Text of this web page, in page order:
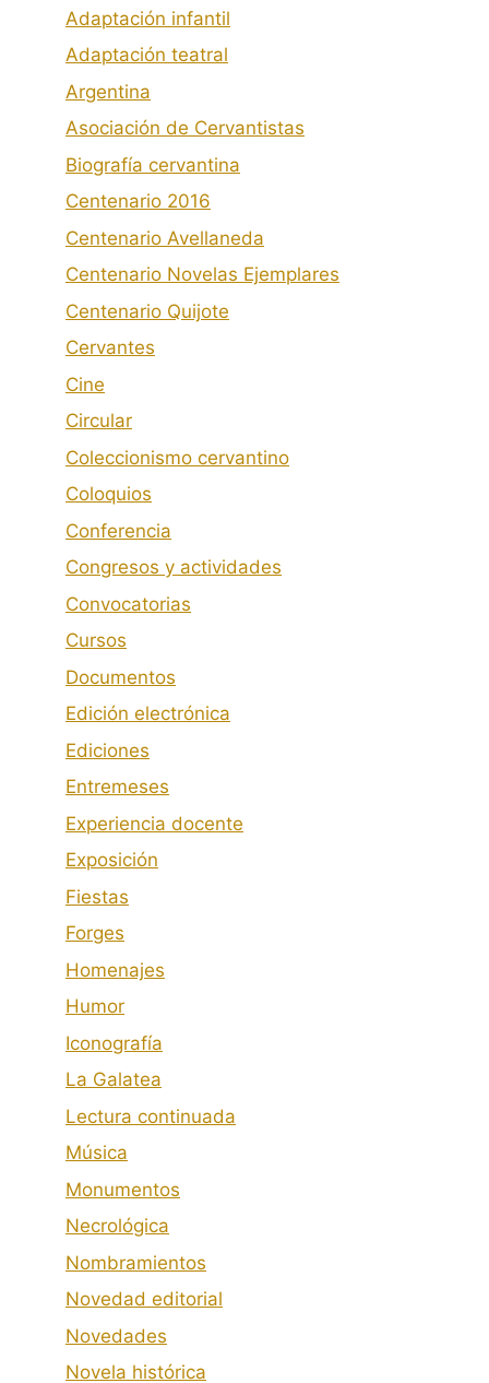
Adaptación infantil
Adaptación teatral
Argentina
Asociación de Cervantistas
Biografía cervantina
Centenario 2016
Centenario Avellaneda
Centenario Novelas Ejemplares
Centenario Quijote
Cervantes
Cine
Circular
Coleccionismo cervantino
Coloquios
Conferencia
Congresos y actividades
Convocatorias
Cursos
Documentos
Edición electrónica
Ediciones
Entremeses
Experiencia docente
Exposición
Fiestas
Forges
Homenajes
Humor
Iconografía
La Galatea
Lectura continuada
Música
Monumentos
Necrológica
Nombramientos
Novedad editorial
Novedades
Novela histórica